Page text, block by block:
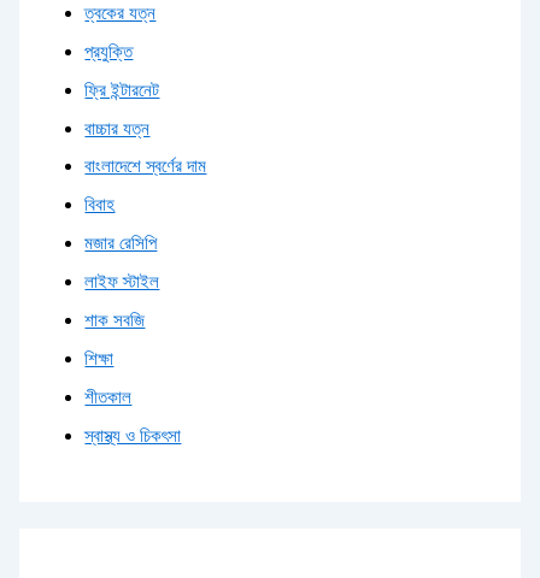
ত্বকের যত্ন
প্রযুক্তি
ফ্রি ইন্টারনেট
বাচ্চার যত্ন
বাংলাদেশে স্বর্ণের দাম
বিবাহ
মজার রেসিপি
লাইফ স্টাইল
শাক সবজি
শিক্ষা
শীতকাল
স্বাস্থ্য ও চিকৎসা